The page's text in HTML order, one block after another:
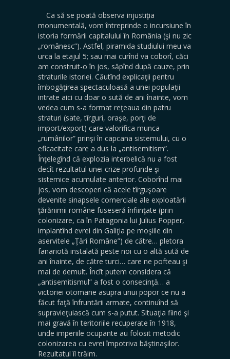
Ca să se poată observa injustiţia
monumentală, vom întreprinde o incursiune în
istoria formării capitalului în România (şi nu zic
„românesc”). Astfel, piramida studiului meu va
urca la etajul 5; sau mai curînd va coborî, căci
am construit-o în jos, săpînd după cauze, prin
straturile istoriei. Căutînd explicaţii pentru
îmbogăţirea spectaculoasă a unei populaţii
intrate aici cu doar o sută de ani înainte, vom
vedea cum s-a format reţeaua din patru
straturi (sate, tîrguri, oraşe, porţi de
import/export) care valorifica munca
„rumânilor” prinşi în capcana sistemului, cu o
eficacitate care a dus la „antisemitism”.
Înţelegînd că explozia interbelică nu a fost
decît rezultatul unei crize profunde şi
sistemice acumulate anterior. Coborînd mai
jos, vom descoperi că acele tîrguşoare
devenite sinapsele comerciale ale exploatării
ţărănimii române fuseseră înfiinţate (prin
colonizare, ca în Patagonia lui Julius Popper,
implantînd evrei din Galiţia pe moşiile din
aservitele „Ţări Române”) de către… pletora
fanariotă instalată peste noi cu o altă sută de
ani înainte, de către turci… care ne pofteau şi
mai de demult. Încît putem considera că
„antisemitismul” a fost o consecinţă… a
victoriei otomane asupra unui popor ce nu a
făcut faţă înfruntării armate, continuînd să
supravieţuiască cum s-a putut. Situaţia fiind şi
mai gravă în teritoriile recuperate în 1918,
unde imperiile ocupante au folosit metodic
colonizarea cu evrei împotriva băştinaşilor.
Rezultatul îl trăim.